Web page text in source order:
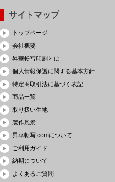
サイトマップ
トップページ
会社概要
昇華転写印刷とは
個人情報保護に関する基本方針
特定商取引法に基づく表記
商品一覧
取り扱い生地
製作風景
昇華転写.comについて
ご利用ガイド
納期について
よくあるご質問